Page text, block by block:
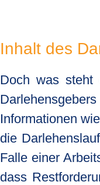
Inhalt des
Doch was steht
Informationen
die
Falle einer
dass